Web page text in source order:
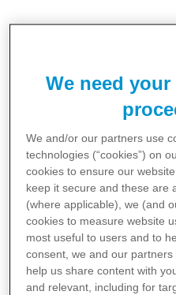
“Verschillende
We need
We and/or our partners use
technologies (“cookies”) on
cookies to ensure our
keep it secure and these are
(where applicable), we (and
cookies to measure website
most useful to users and to
consent, we and our partners
help us share content with
and relevant, including for